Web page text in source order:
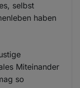
selbst
haben
Miteinander
so